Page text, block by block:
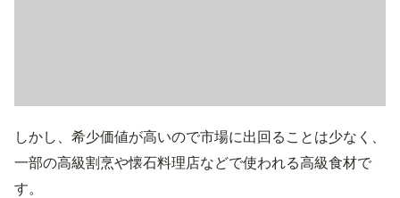
しかし、希少価値が高いので市場に出回ることは少なく、
一部の高級割烹や懐石料理店などで使われる高級食材で
す。